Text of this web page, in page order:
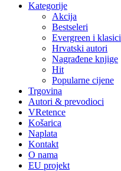
Kategorije
Akcija
Bestseleri
Evergreen i klasici
Hrvatski autori
Nagrađene knjige
Hit
Popularne cijene
Trgovina
Autori & prevodioci
VRetence
Košarica
Naplata
Kontakt
O nama
EU projekt